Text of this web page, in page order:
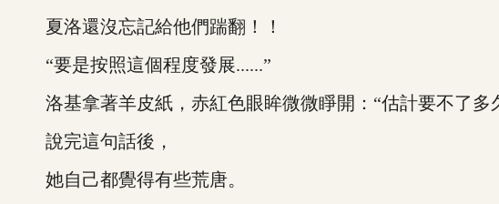
夏洛還沒忘記給他們踹翻！！
“要是按照這個程度發展......”
洛基拿著羊皮紙，赤紅色眼眸微微睜開：“估計要不了多
說完這句話後，
她自己都覺得有些荒唐。